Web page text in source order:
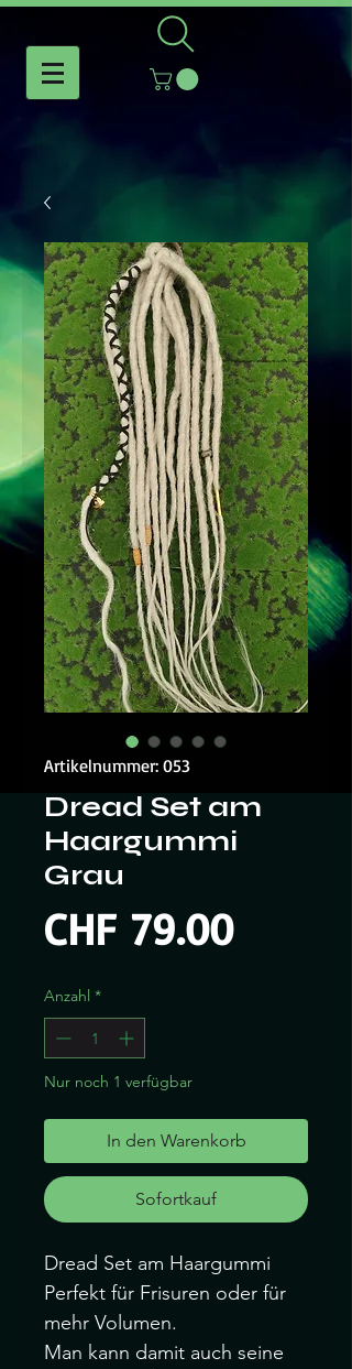
Artikelnummer: 053
Dread Set am
Haargummi
Grau
CHF 79.00Preis
Anzahl *
Nur noch 1 verfügbar
In den Warenkorb
Sofortkauf
Dread Set am Haargummi
Perfekt für Frisuren oder für
mehr Volumen.
Man kann damit auch seine